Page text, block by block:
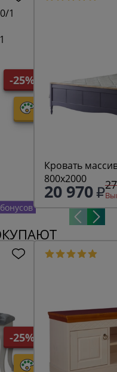
-25%
Кровать
800х2000
20 970
-25%